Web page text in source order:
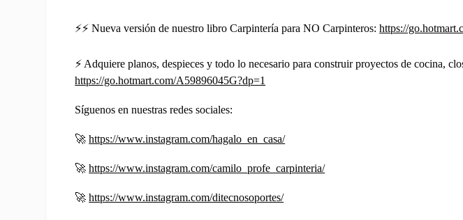
⚡️⚡️ Nueva versión de nuestro libro Carpintería para NO Carpinteros:https://
⚡️ Adquiere planos, despieces y todo lo necesario para construir proyectos de cocina,
https://go.hotmart.com/A59896045G?dp=1
Síguenos en nuestras redes sociales:
🚀https://www.instagram.com/hagalo_en_casa/
🚀https://www.instagram.com/camilo_profe_carpinteria/
🚀https://www.instagram.com/ditecnosoportes/